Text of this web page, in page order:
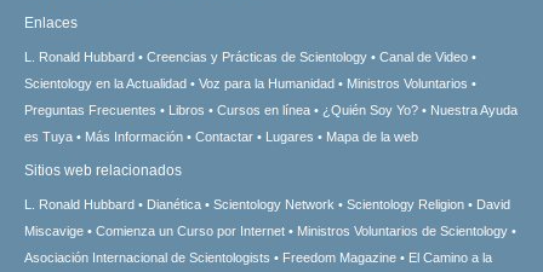
Enlaces
L. Ronald Hubbard Creencias y Prácticas de Scientology
Canal de Video
Scientology en la Actualidad
Voz para la Humanidad
Ministros Voluntarios
Preguntas Frecuentes
Libros Cursos en línea ¿Quién Soy Yo?
Nuestra Ayuda
es Tuya
Más Información Contactar Lugares Mapa de la web
Sitios web relacionados
L. Ronald Hubbard Dianética Scientology Network Scientology Religion
David
Miscavige
Comienza un Curso por Internet
Ministros Voluntarios de Scientology
Asociación Internacional de Scientologists
Freedom Magazine
El Camino a la